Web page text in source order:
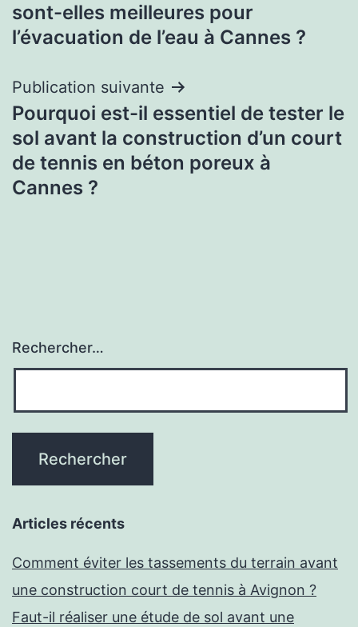
l’article
sont-elles meilleures pour
l’évacuation de l’eau à Cannes ?
Publication suivante
Pourquoi est-il essentiel de tester le
sol avant la construction d’un court
de tennis en béton poreux à
Cannes ?
Rechercher…
Articles récents
Comment éviter les tassements du terrain avant
une construction court de tennis à Avignon ?
Faut-il réaliser une étude de sol avant une